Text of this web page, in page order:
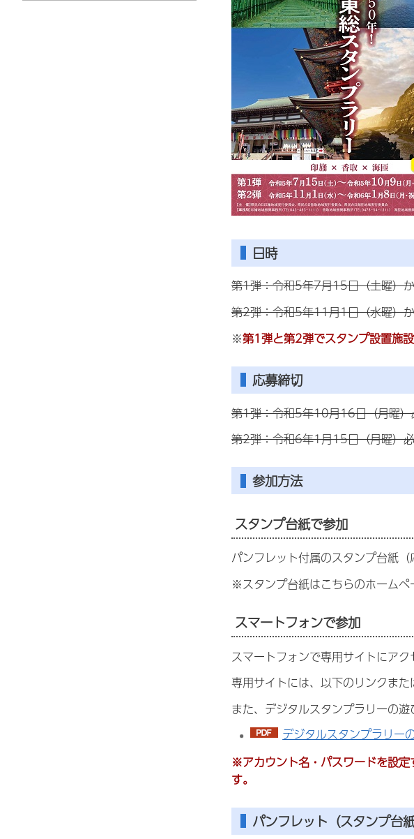
日時
第1弾：令和5年7月15日（土曜）
第2弾：令和5年11月1日（水曜）
※第1弾と第2弾でスタンプ設置施
応募締切
第1弾：令和5年10月16日（月曜）
第2弾：令和6年1月15日（月曜）
参加方法
スタンプ台紙で参加
パンフレット付属のスタンプ台紙
※スタンプ台紙はこちらのホームペ
スマートフォンで参加
スマートフォンで専用サイトにア
専用サイトには、以下のリンクまた
また、デジタルスタンプラリーの
デジタルスタンプラリー
※アカウント名・パスワードを設
す。
パンフレット（スタンプ台紙